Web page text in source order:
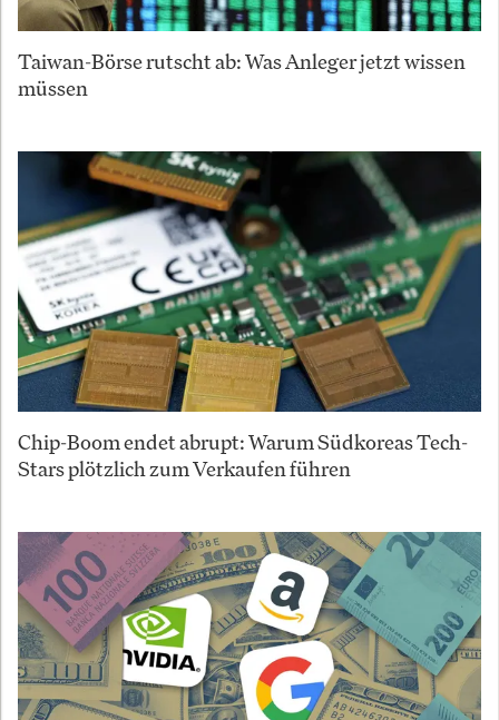
Taiwan-Börse rutscht ab: Was Anleger jetzt wissen
müssen
Chip-Boom endet abrupt: Warum Südkoreas Tech-
Stars plötzlich zum Verkaufen führen